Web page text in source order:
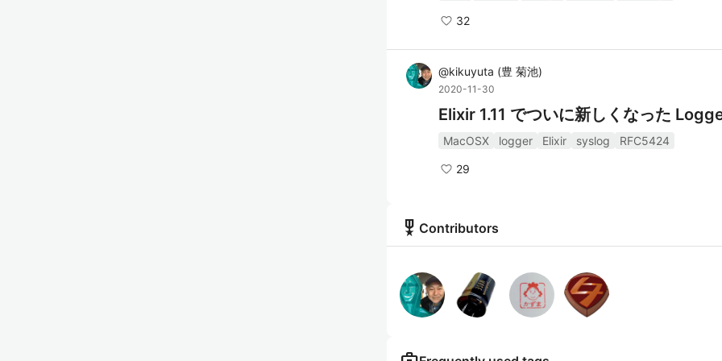
32
@kikuyuta (豊 菊池)
2020-11-30
Elixir 1.11 でついに新しくなった
MacOSX logger Elixir syslog RFC5424
29
military_tech Contributors